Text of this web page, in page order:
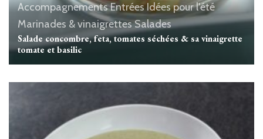
AccompagnementsEntréesIdées pour l'été
Marinades & vinaigrettesSalades
Salade concombre, feta, tomates séchées & sa vinaigrette
tomate et basilic